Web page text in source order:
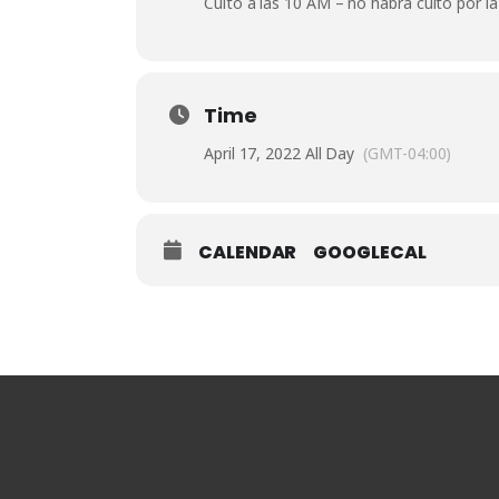
Time
April 17, 2022 All Day (GMT-04:00)
CALENDAR GOOGLECAL